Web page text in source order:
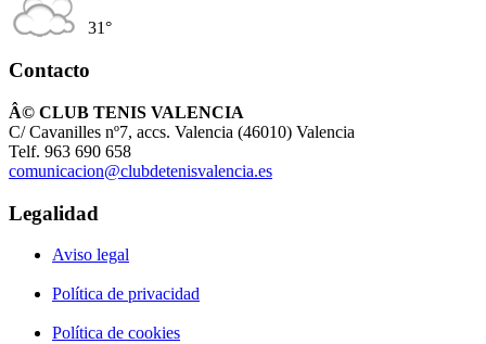
31°
Contacto
Â© CLUB TENIS VALENCIA
C/ Cavanilles nº7, accs. Valencia (46010) Valencia
Telf. 963 690 658
comunicacion@clubdetenisvalencia.es
Legalidad
Aviso legal
Política de privacidad
Política de cookies